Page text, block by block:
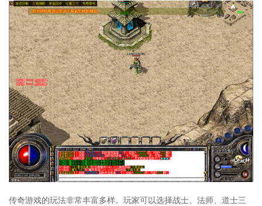
传奇游戏的玩法非常丰富多样。玩家可以选择战士、法师、道士三